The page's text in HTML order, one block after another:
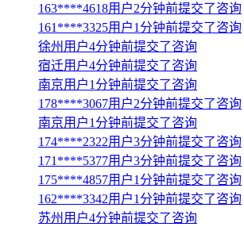
163****4618用户2分钟前提交了咨询
161****3325用户1分钟前提交了咨询
徐州用户4分钟前提交了咨询
宿迁用户4分钟前提交了咨询
南京用户1分钟前提交了咨询
178****3067用户2分钟前提交了咨询
南京用户1分钟前提交了咨询
174****2322用户3分钟前提交了咨询
171****5377用户3分钟前提交了咨询
175****4857用户1分钟前提交了咨询
162****3342用户1分钟前提交了咨询
苏州用户4分钟前提交了咨询